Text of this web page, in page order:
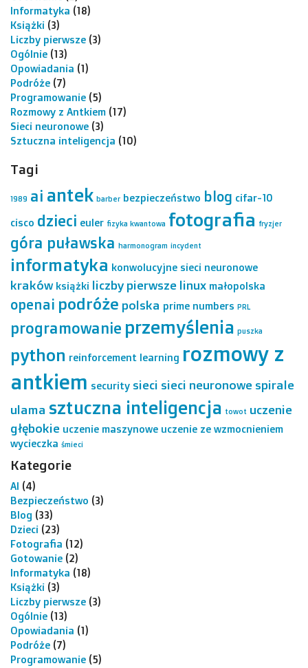
Informatyka (18)
Książki (3)
Liczby pierwsze (3)
Ogólnie (13)
Opowiadania (1)
Podróże (7)
Programowanie (5)
Rozmowy z Antkiem (17)
Sieci neuronowe (3)
Sztuczna inteligencja (10)
Tagi
1989 ai antek barber bezpieczeństwo blog cifar-10
cisco dzieci euler fizyka kwantowa fotografia fryzjer
góra puławska harmonogram incydent
informatyka konwolucyjne sieci neuronowe
kraków książki liczby pierwsze linux małopolska
openai podróże polska prime numbers PRL
programowanie przemyślenia puszka
python reinforcement learning rozmowy z
antkiem security sieci sieci neuronowe spirale
ulama sztuczna inteligencja towot uczenie
głębokie uczenie maszynowe uczenie ze wzmocnieniem
wycieczka śmieci
Kategorie
AI (4)
Bezpieczeństwo (3)
Blog (33)
Dzieci (23)
Fotografia (12)
Gotowanie (2)
Informatyka (18)
Książki (3)
Liczby pierwsze (3)
Ogólnie (13)
Opowiadania (1)
Podróże (7)
Programowanie (5)